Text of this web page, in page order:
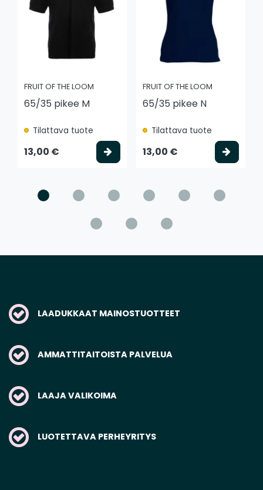
FRUIT OF THE LOOM
65/35 pikee M
Tilattava tuote
13,00 € Valitse vaihtoehto
FRUIT OF THE LOOM
65/35 pikee N
Tilattava tuote
13,00 €
LAADUKKAAT MAINOSTUOTTEET
AMMATTITAITOISTA PALVELUA
LAAJA VALIKOIMA
LUOTETTAVA PERHEYRITYS